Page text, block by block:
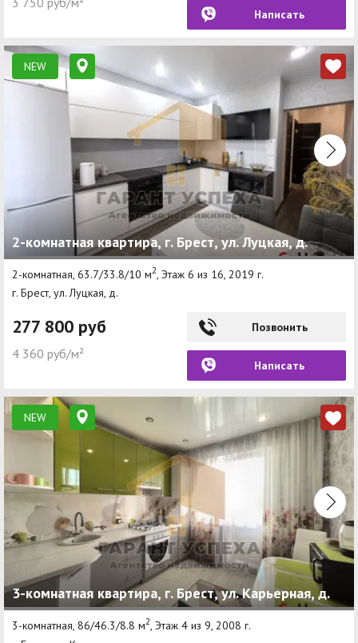
Написать
NEW
2-комнатная квартира, г. Брест, ул. Луцкая, д.
2-комнатная, 63.7/33.8/10 м2 , Этаж 6 из 16, 2019 г.
г. Брест, ул. Луцкая, д.
277 800 руб
4 360 руб/м²
Позвонить
Написать
NEW
3-комнатная квартира, г. Брест, ул. Карьерная, д.
3-комнатная, 86/46.3/8.8 м2 , Этаж 4 из 9, 2008 г.